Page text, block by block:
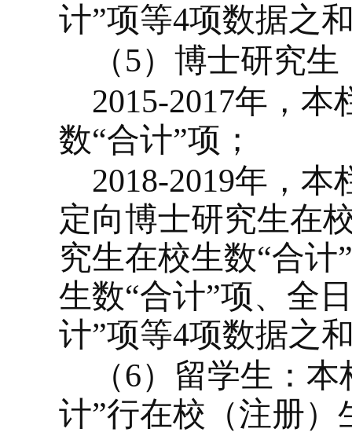
计”项等4项数据之
（5）博士研究生
2015-2017年，本
数“合计”项；
2018-2019年，本
定向博士研究生在
究生在校生数“合
生数“合计”项、全
计”项等4项数据之
（6）留学生：
计”行在校（注册）